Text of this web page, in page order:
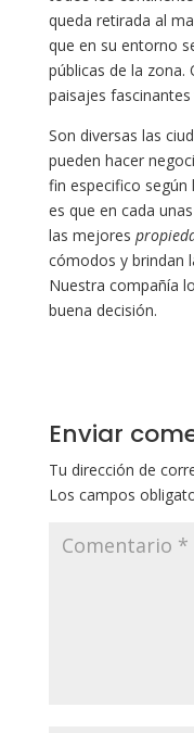
queda retirada al
que en su entorno
públicas de la zona.
paisajes
Son diversas las
pueden hacer
fin especifico según
es que en cada
las mejores
cómodos y brindan
Nuestra compañía
buena decisión.
Enviar
Tu dirección de
Los campos